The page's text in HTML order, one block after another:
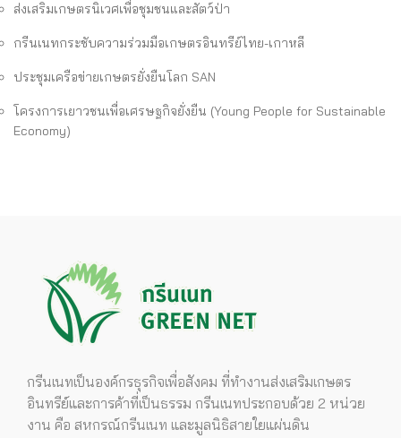
ส่งเสริมเกษตรนิเวศเพื่อชุมชนและสัตว์ป่า
กรีนเนทกระชับความร่วมมือเกษตรอินทรีย์ไทย-เกาหลี
ประชุมเครือข่ายเกษตรยั่งยืนโลก SAN
โครงการเยาวชนเพื่อเศรษฐกิจยั่งยืน (Young People for Sustainable
Economy)
กรีนเนทเป็นองค์กรธุรกิจเพื่อสังคม ที่ทำงานส่งเสริมเกษตร
อินทรีย์และการค้าที่เป็นธรรม กรีนเนทประกอบด้วย 2 หน่วย
งาน คือ สหกรณ์กรีนเนท และมูลนิธิสายใยแผ่นดิน